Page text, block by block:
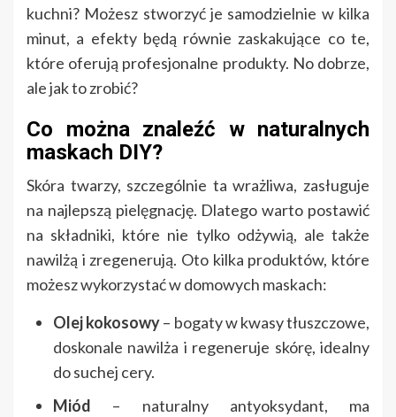
kuchni? Możesz stworzyć je samodzielnie w kilka
minut, a efekty będą równie zaskakujące co te,
które oferują profesjonalne produkty. No dobrze,
ale jak to zrobić?
Co można znaleźć w naturalnych
maskach DIY?
Skóra twarzy, szczególnie ta wrażliwa, zasługuje
na najlepszą pielęgnację. Dlatego warto postawić
na składniki, które nie tylko odżywią, ale także
nawilżą i zregenerują. Oto kilka produktów, które
możesz wykorzystać w domowych maskach:
Olej kokosowy– bogaty w kwasy tłuszczowe,
doskonale nawilża i regeneruje skórę, idealny
do suchej cery.
Miód – naturalny antyoksydant, ma